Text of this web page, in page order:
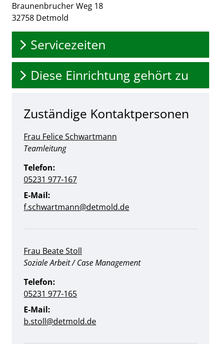
Braunenbrucher Weg 18
32758 Detmold
Servicezeiten
Diese Einrichtung gehört zu
Zuständige Kontaktpersonen
Frau Felice Schwartmann
Position:
Teamleitung
Telefon:
05231 977-167
E-Mail:
f.schwartmann@detmold.de
Frau Beate Stoll
Position:
Soziale Arbeit / Case Management
Telefon:
05231 977-165
E-Mail:
b.stoll@detmold.de